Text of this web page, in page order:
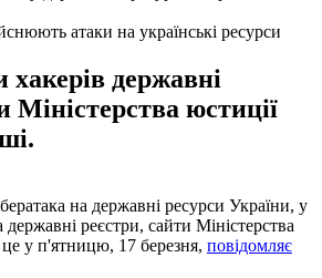
атаки на українські ресурси
хакерів державні
Міністерства юстиції
на державні ресурси України, у
державні реєстри, сайти Міністерства
у п'ятницю, 17 березня, повідомляє